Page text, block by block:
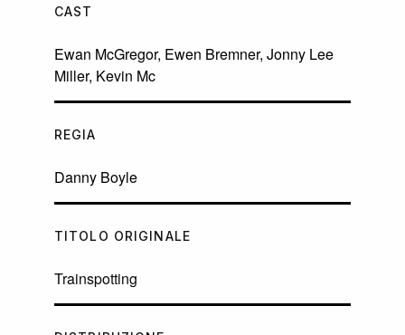
CAST
Ewan McGregor, Ewen Bremner, Jonny Lee
Miller, Kevin Mc
REGIA
Danny Boyle
TITOLO ORIGINALE
Trainspotting